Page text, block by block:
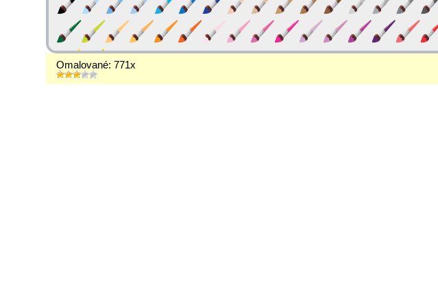
Omalované: 771x